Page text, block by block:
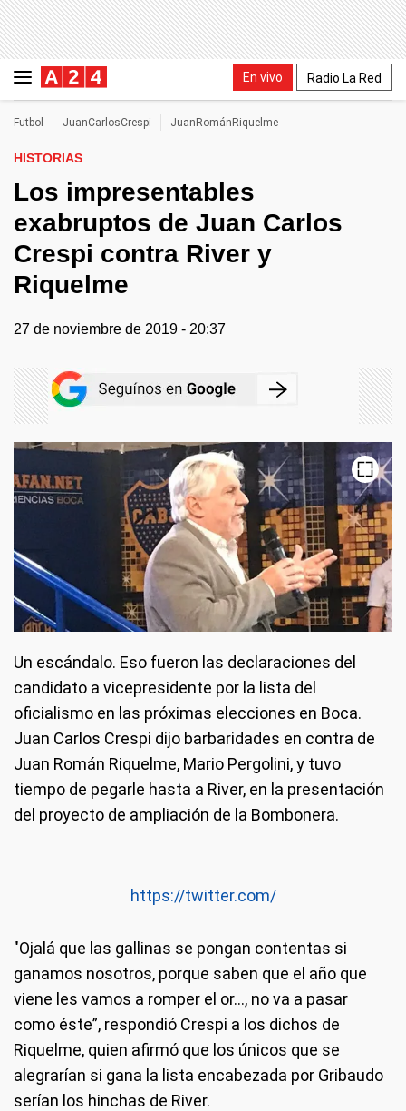
En vivo Radio La Red
Futbol JuanCarlosCrespi JuanRománRiquelme
HISTORIAS
Los impresentables
exabruptos de Juan Carlos
Crespi contra River y
Riquelme
27 de noviembre de 2019 - 20:37
Un escándalo. Eso fueron las declaraciones del
candidato a vicepresidente por la lista del
oficialismo en las próximas elecciones en Boca.
Juan Carlos Crespi dijo barbaridades en contra de
Juan Román Riquelme, Mario Pergolini, y tuvo
tiempo de pegarle hasta a River, en la presentación
del proyecto de ampliación de la Bombonera.
https://twitter.com/
"Ojalá que las gallinas se pongan contentas si
ganamos nosotros, porque saben que el año que
viene les vamos a romper el or…, no va a pasar
como éste”, respondió Crespi a los dichos de
Riquelme, quien afirmó que los únicos que se
alegrarían si gana la lista encabezada por Gribaudo
serían los hinchas de River.